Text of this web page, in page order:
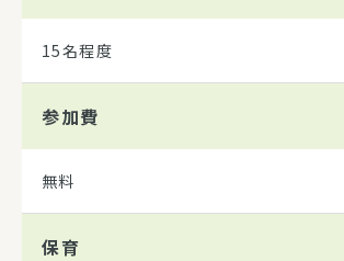
15名程度
参加費
無料
保育